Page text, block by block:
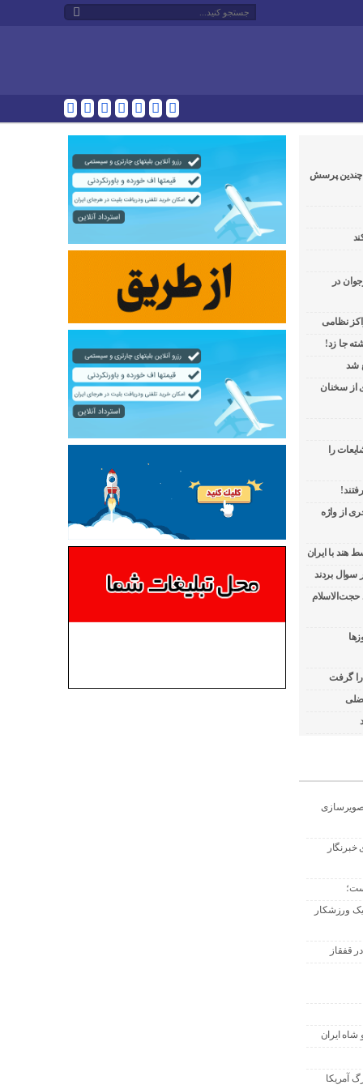
چندین پرسش
در
نظامی
جا زد!
شد
از سخنان
را
از واژه
هند با ایران
حجت‌الاسلام
را گرفت
یک ورزشکار
قفقاز
ایران
آمریکا